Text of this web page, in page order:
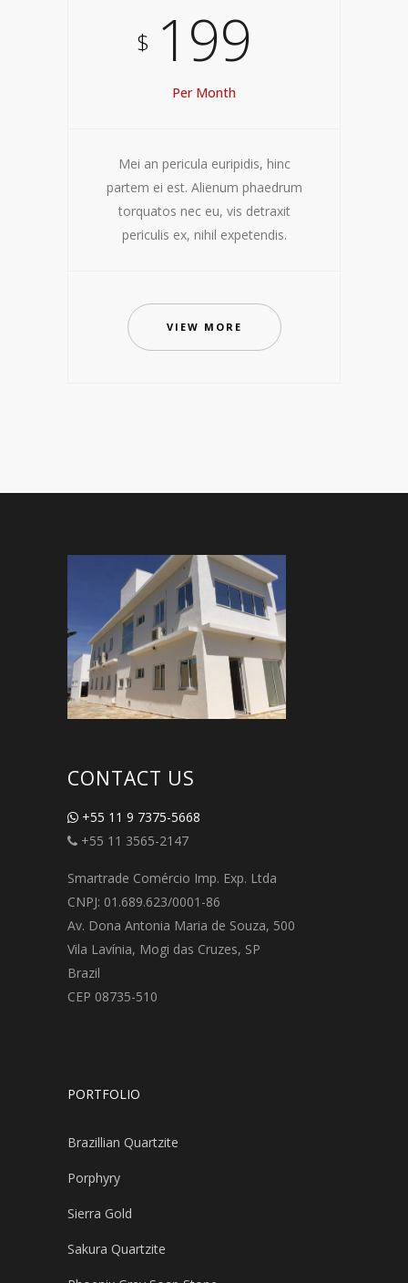
$ 199
Per Month
Mei an pericula euripidis, hinc
partem ei est. Alienum phaedrum
torquatos nec eu, vis detraxit
periculis ex, nihil expetendis.
VIEW MORE
CONTACT US
+55 11 9 7375-5668
+55 11 3565-2147
Smartrade Comércio Imp. Exp. Ltda
CNPJ: 01.689.623/0001-86
Av. Dona Antonia Maria de Souza, 500
Vila Lavínia, Mogi das Cruzes, SP
Brazil
CEP 08735-510
PORTFOLIO
Brazillian Quartzite
Porphyry
Sierra Gold
Sakura Quartzite